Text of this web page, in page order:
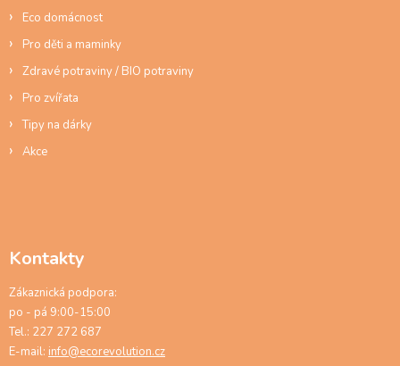
Eco domácnost
Pro děti a maminky
Zdravé potraviny / BIO potraviny
Pro zvířata
Tipy na dárky
Akce
Kontakty
Zákaznická podpora:
po - pá 9:00-15:00
Tel.: 227 272 687
E-mail: info@ecorevolution.cz